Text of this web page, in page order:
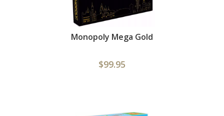
Monopoly Mega Gold
$99.95